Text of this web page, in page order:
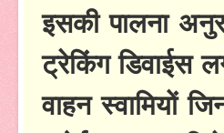
इसकी पालना
ट्रेकिंग डिवाईस
वाहन स्वामियों